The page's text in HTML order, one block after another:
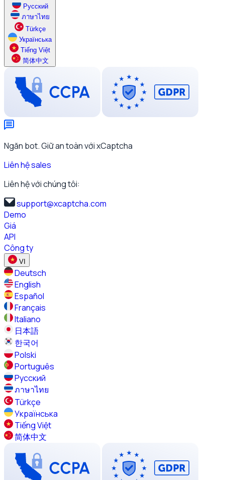
Русский
ภาษาไทย
Türkçe
Українська
Tiếng Việt
简体中文
Ngăn bot. Giữ an toàn với xCaptcha
Liên hệ sales
Liên hệ với chúng tôi:
support@xcaptcha.com
Demo
Giá
API
Công ty
VI
Deutsch
English
Español
Français
Italiano
日本語
한국어
Polski
Português
Русский
ภาษาไทย
Türkçe
Українська
Tiếng Việt
简体中文